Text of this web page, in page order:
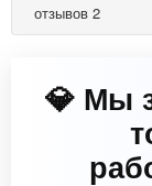
отзывов 2
💎 Мы